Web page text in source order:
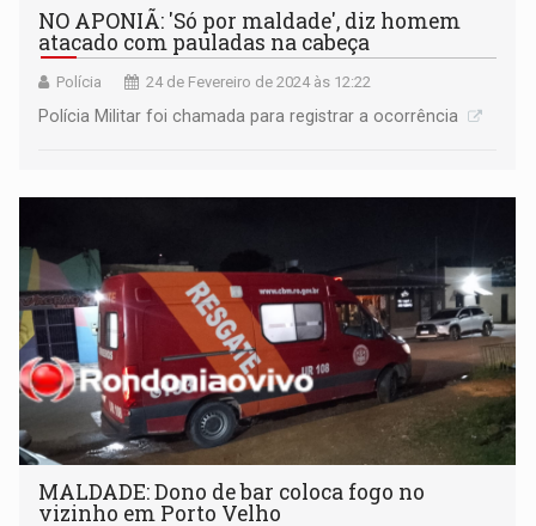
NO APONIÃ: 'Só por maldade', diz homem
atacado com pauladas na cabeça
Polícia 24 de Fevereiro de 2024 às 12:22
Polícia Militar foi chamada para registrar a ocorrência
MALDADE: Dono de bar coloca fogo no
vizinho em Porto Velho